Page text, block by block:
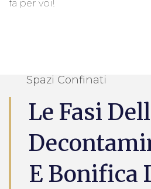
fa per voi!
Spazi Confinati
Le Fasi
E Bonifica